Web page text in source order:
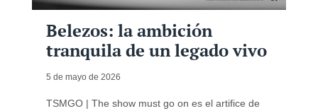
Belezos: la ambición
tranquila de un legado vivo
5 de mayo de 2026
TSMGO | The show must go on es el artifice de